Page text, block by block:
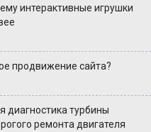
интерактивные игрушки
продвижение сайта?
диагностика турбины
ремонта двигателя